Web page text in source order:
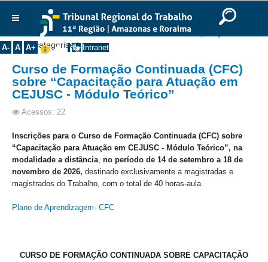
Ir para o rodapé
English
Português Español
A- A A+ Intranet
Institucional
Histórico
Presidência
Corregedoria
Desembargadores
Seções Especializadas
Juízes Manaus
Juízes Interior
Você está aqui:Início >> Institucional >> Composição
Uncategorised
Curso de Formação Continuada (CFC)
sobre “Capacitação para Atuação em
CEJUSC - Módulo Teórico”
Acessos: 22
Inscrições para o Curso de Formação Continuada (CFC) sobre
“Capacitação para Atuação em CEJUSC - Módulo Teórico”, na
modalidade a distância, no período de 14 de setembro a 18 de
novembro de 2026, destinado exclusivamente a magistradas e
magistrados do Trabalho, com o total de 40 horas-aula.
Plano de Aprendizagem- CFC
CURSO DE FORMAÇÃO CONTINUADA SOBRE CAPACITAÇÃO